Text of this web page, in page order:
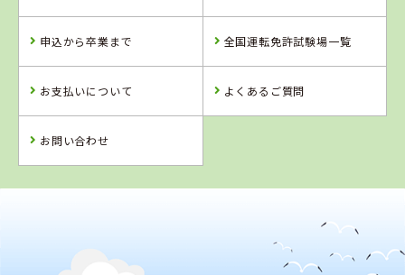
詳 細 予 約
スクール
詳 細
詳 細
申込から卒業まで 全国運転免許試験場一覧
お支払いについて よくあるご質問
お問い合わせ